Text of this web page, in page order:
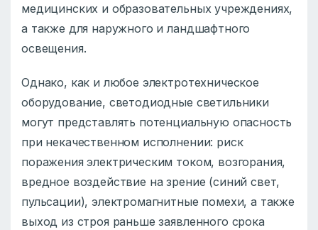
медицинских и образовательных учреждениях,
а также для наружного и ландшафтного
освещения.
Однако, как и любое электротехническое
оборудование, светодиодные светильники
могут представлять потенциальную опасность
при некачественном исполнении: риск
поражения электрическим током, возгорания,
вредное воздействие на зрение (синий свет,
пульсации), электромагнитные помехи, а также
выход из строя раньше заявленного срока